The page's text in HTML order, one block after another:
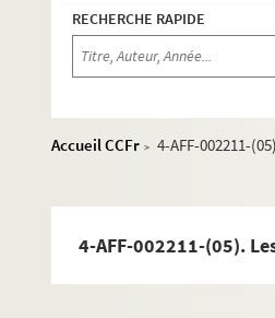
RECHERCHE RAPIDE
Accueil CCFr > 4-AFF-002211-
4-AFF-002211-(05).
Théâtre La Bruyère
Direction Georges
Direction Stéphan
Direction Marguerite
4-AFF-